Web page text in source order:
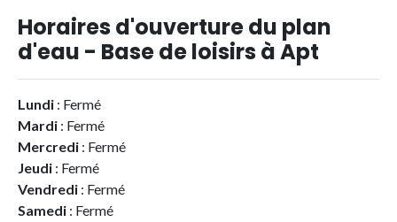
Horaires d'ouverture du plan
d'eau - Base de loisirs à Apt
Lundi : Fermé
Mardi : Fermé
Mercredi : Fermé
Jeudi : Fermé
Vendredi : Fermé
Samedi : Fermé